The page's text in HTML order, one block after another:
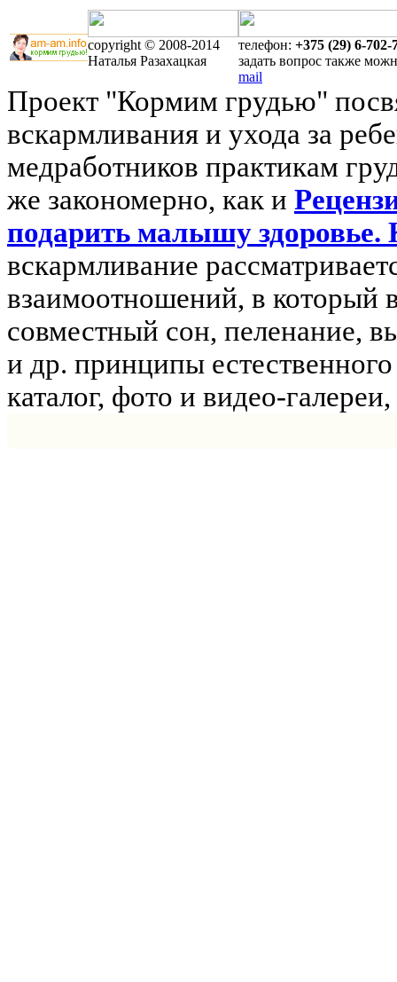
copyright © 2008-2014
Наталья Разахацкая
телефон: +375 (29) 6-702-
задать вопрос также
mail
Проект "Кормим грудью"
вскармливания и ухода за
медработников практикам
же закономерно, как и
подарить малышу здоровье.
вскармливание
взаимоотношений, в который
совместный сон, пеленание,
и др. принципы
каталог, фото и видео-